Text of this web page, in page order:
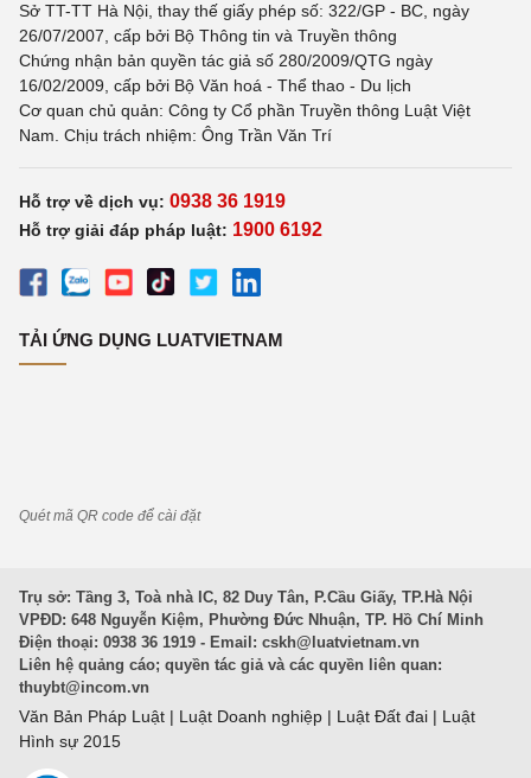
Sở TT-TT Hà Nội, thay thế giấy phép số: 322/GP - BC, ngày
26/07/2007, cấp bởi Bộ Thông tin và Truyền thông
Chứng nhận bản quyền tác giả số 280/2009/QTG ngày
16/02/2009, cấp bởi Bộ Văn hoá - Thể thao - Du lịch
Cơ quan chủ quản: Công ty Cổ phần Truyền thông Luật Việt
Nam. Chịu trách nhiệm: Ông Trần Văn Trí
Hỗ trợ về dịch vụ: 0938 36 1919
Hỗ trợ giải đáp pháp luật: 1900 6192
TẢI ỨNG DỤNG LUATVIETNAM
Quét mã QR code để cài đặt
Trụ sở: Tầng 3, Toà nhà IC, 82 Duy Tân, P.Cầu Giấy, TP.Hà Nội
VPĐD: 648 Nguyễn Kiệm, Phường Đức Nhuận, TP. Hồ Chí Minh
Điện thoại: 0938 36 1919 - Email: cskh@luatvietnam.vn
Liên hệ quảng cáo; quyền tác giả và các quyền liên quan:
thuybt@incom.vn
Văn Bản Pháp Luật | Luật Doanh nghiệp | Luật Đất đai | Luật
Hình sự 2015